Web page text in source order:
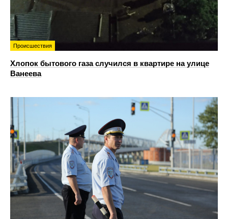
Происшествия
Хлопок бытового газа случился в квартире на улице
Ванеева